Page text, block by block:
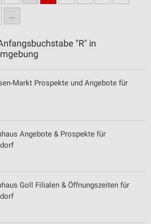
...
"R" in
Markt Prospekte und Angebote für
Angebote & Prospekte für
Goll Filialen & Öffnungszeiten für